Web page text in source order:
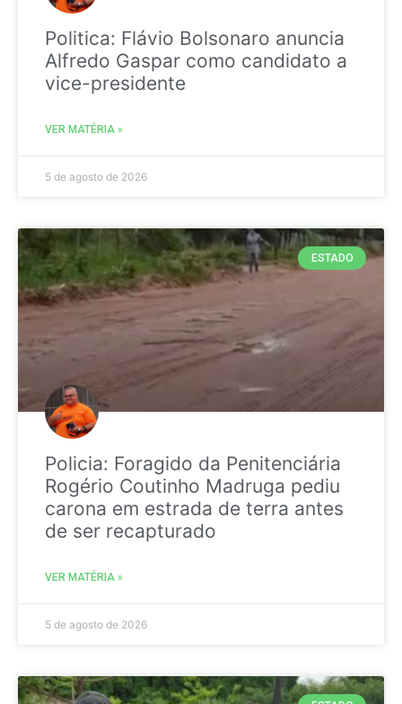
Politica: Flávio Bolsonaro anuncia
Alfredo Gaspar como candidato a
vice-presidente
VER MATÉRIA »
5 de agosto de 2026
ESTADO
Policia: Foragido da Penitenciária
Rogério Coutinho Madruga pediu
carona em estrada de terra antes
de ser recapturado
VER MATÉRIA »
5 de agosto de 2026